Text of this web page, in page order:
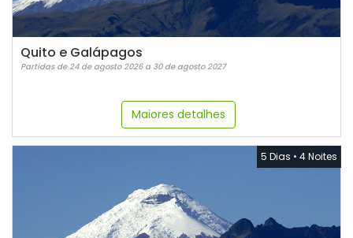
Quito e Galápagos
Partidas de 24 de agosto 2026 a 30 de agosto 2027
Maiores detalhes
5 Dias • 4 Noites